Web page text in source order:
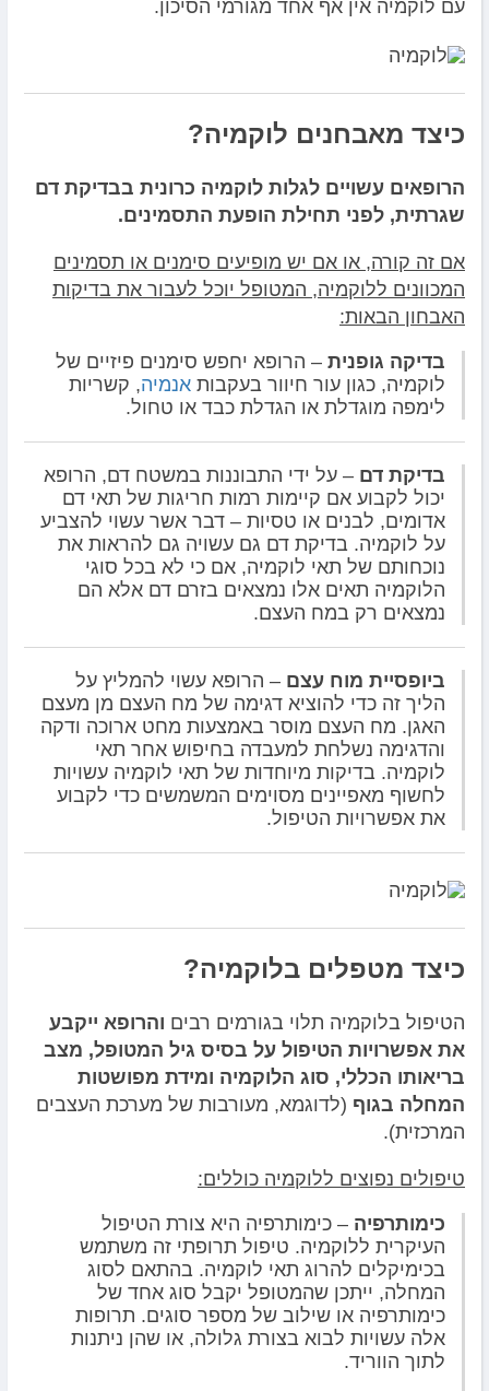
עם לוקמיה אין אף אחד מגורמי הסיכון.
כיצד מאבחנים לוקמיה?
הרופאים עשויים לגלות לוקמיה כרונית בבדיקת דם
שגרתית, לפני תחילת הופעת התסמינים.
אם זה קורה, או אם יש מופיעים סימנים או תסמינים
המכוונים ללוקמיה, המטופל יוכל לעבור את בדיקות
האבחון הבאות:
בדיקה גופנית – הרופא יחפש סימנים פיזיים של
לוקמיה, כגון עור חיוור בעקבות אנמיה, קשריות
לימפה מוגדלת או הגדלת כבד או טחול.
בדיקת דם – על ידי התבוננות במשטח דם, הרופא
יכול לקבוע אם קיימות רמות חריגות של תאי דם
אדומים, לבנים או טסיות – דבר אשר עשוי להצביע
על לוקמיה. בדיקת דם גם עשויה גם להראות את
נוכחותם של תאי לוקמיה, אם כי לא בכל סוגי
הלוקמיה תאים אלו נמצאים בזרם דם אלא הם
נמצאים רק במח העצם.
ביופסיית מוח עצם – הרופא עשוי להמליץ ​​על
הליך זה כדי להוציא דגימה של מח העצם מן מעצם
האגן. מח העצם מוסר באמצעות מחט ארוכה ודקה
והדגימה נשלחת למעבדה בחיפוש אחר תאי
לוקמיה. בדיקות מיוחדות של תאי לוקמיה עשויות
לחשוף מאפיינים מסוימים המשמשים כדי לקבוע
את אפשרויות הטיפול.
כיצד מטפלים בלוקמיה?
הטיפול בלוקמיה תלוי בגורמים רבים והרופא ייקבע
את אפשרויות הטיפול על בסיס גיל המטופל, מצב
בריאותו הכללי, סוג הלוקמיה ומידת מפושטות
המחלה בגוף (לדוגמא, מעורבות של מערכת העצבים
המרכזית).
טיפולים נפוצים ללוקמיה כוללים:
כימותרפיה – כימותרפיה היא צורת הטיפול
העיקרית ללוקמיה. טיפול תרופתי זה משתמש
בכימיקלים להרוג תאי לוקמיה. בהתאם לסוג
המחלה, ייתכן שהמטופל יקבל סוג אחד של
כימותרפיה או שילוב של מספר סוגים. תרופות
אלה עשויות לבוא בצורת גלולה, או שהן ניתנות
לתוך הווריד.